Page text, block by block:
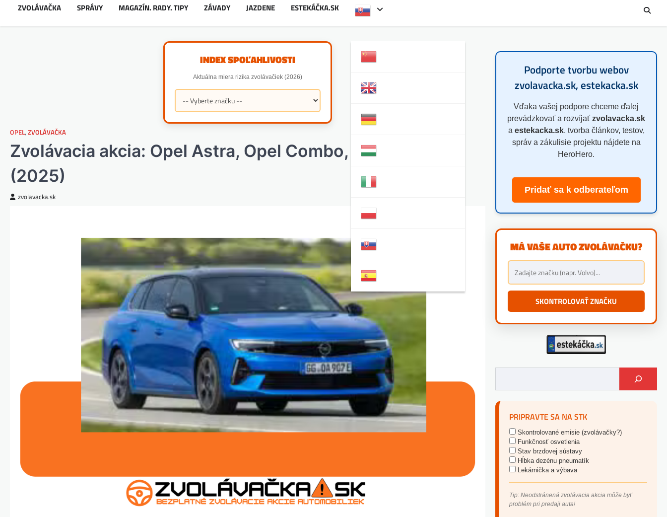
ZVOLÁVAČKA SPRÁVY MAGAZÍN. RADY. TIPY ZÁVADY JAZDENE ESTEKÁČKA.SK
INDEX SPOĽAHLIVOSTI
Aktuálna miera rizika zvolávačiek (2026)
OPEL, ZVOLÁVAČKA
Zvolávacia akcia: Opel Astra, Opel Combo, Opel Vivaro
(2025)
zvolavacka.sk
Podporte tvorbu webov
zvolavacka.sk, estekacka.sk
Vďaka vašej podpore chceme ďalej
prevádzkovať a rozvíjať zvolavacka.sk
a estekacka.sk. tvorba článkov, testov,
správ a zákulisie projektu nájdete na
HeroHero.
Pridať sa k odberateľom
MÁ VAŠE AUTO ZVOLÁVAČKU?
SKONTROLOVAŤ ZNAČKU
PRIPRAVTE SA NA STK
Skontrolované emisie (zvolávačky?)
Funkčnosť osvetlenia
Stav brzdovej sústavy
Hĺbka dezénu pneumatík
Lekárnička a výbava
Tip: Neodstránená zvolávacia akcia môže byť
problém pri predaji auta!